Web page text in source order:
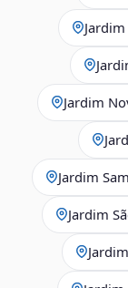
Jardim
Jardim
Jardim